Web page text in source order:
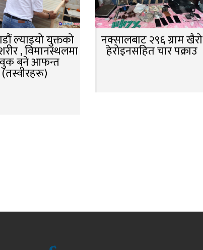
ल्याइयो युक्तको
, विमानस्थलमा
बने आफन्त
(तस्वीरहरू)
नक्सालबाट २९६ ग्राम खैरो
हेरोइनसहित चार पक्राउ